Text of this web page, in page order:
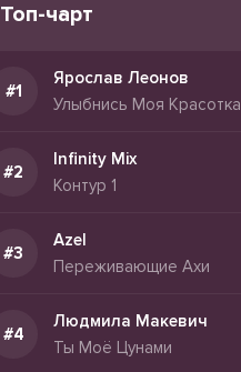
Топ-чарт
Ярослав Леонов
Улыбнись Моя Красотка
Infinity Mix
Контур 1
Azel
Переживающие Ахи
Людмила Макевич
Ты Моё Цунами